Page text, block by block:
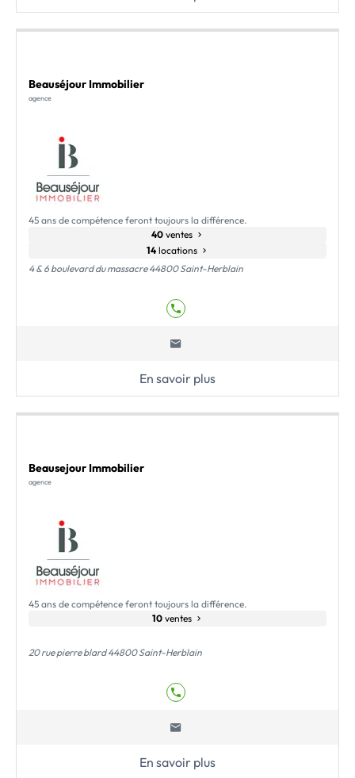
Beauséjour Immobilier
agence
45 ans de compétence feront toujours la différence.
40ventes
14locations
4 & 6 boulevard du massacre 44800 Saint-Herblain
En savoir plus
Beausejour Immobilier
agence
45 ans de compétence feront toujours la différence.
10ventes
20 rue pierre blard 44800 Saint-Herblain
En savoir plus